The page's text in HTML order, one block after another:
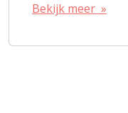
Bekijk meer »